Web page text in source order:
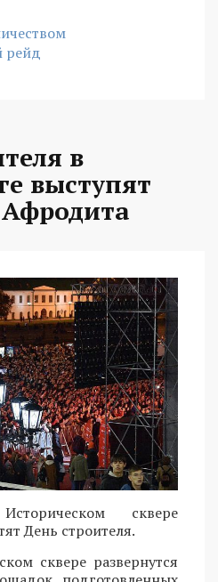
рейд
в
выступят
сквере
День строителя.
сквере развернутся